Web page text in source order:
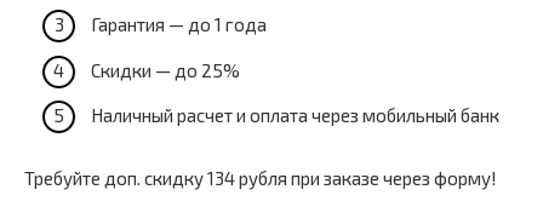
Гарантия — до 1 года
Скидки — до 25%
Наличный расчет и оплата через мобильный банк
Требуйте доп. скидку 134 рубля при заказе через форму!